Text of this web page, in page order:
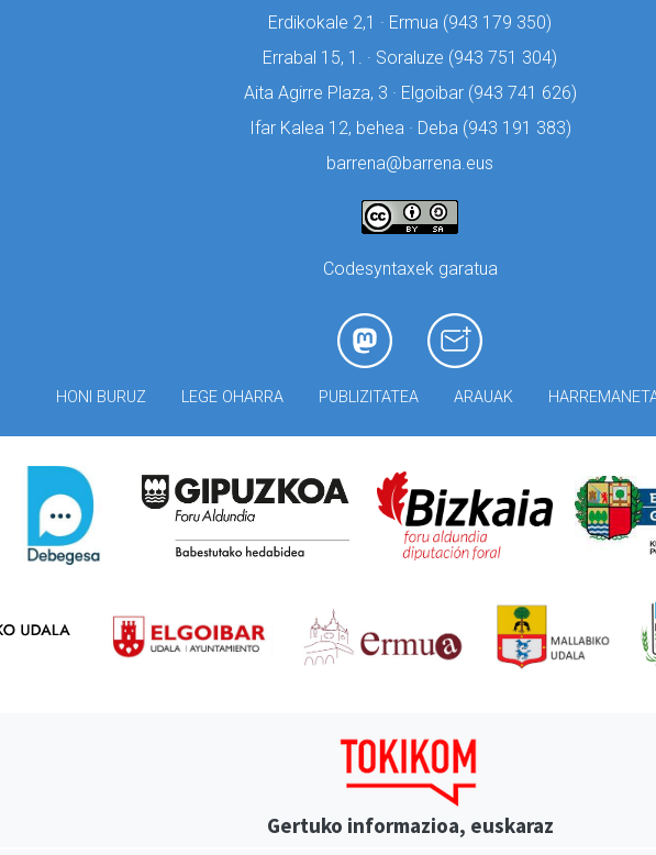
Erdikokale 2,1 · Ermua (943 179 350)
Errabal 15, 1. · Soraluze (943 751 304)
Aita Agirre Plaza, 3 · Elgoibar (943 741 626)
Ifar Kalea 12, behea · Deba (943 191 383)
barrena@barrena.eus
Codesyntaxek garatua
HONI BURUZ LEGE OHARRA PUBLIZITATEA ARAUAK
Gertuko informazioa, euskaraz